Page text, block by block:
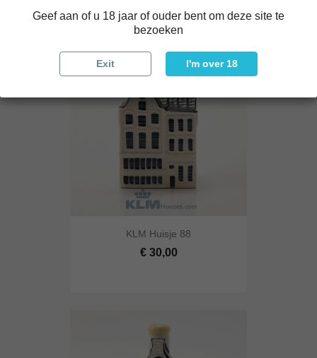
KLM Huisje 88
€ 30,00
Geef aan of u 18 jaar of ouder bent om deze site te
bezoeken
Exit I'm over 18